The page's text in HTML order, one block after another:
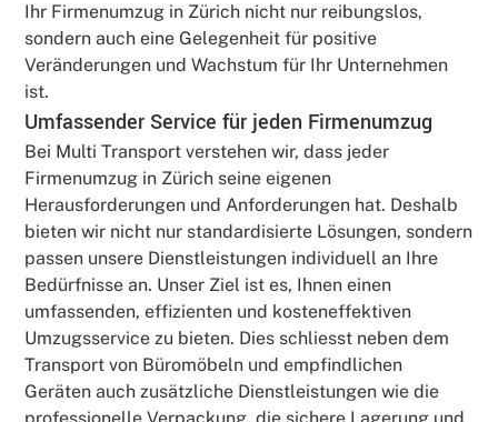
Ihr Firmenumzug in Zürich nicht nur reibungslos,
sondern auch eine Gelegenheit für positive
Veränderungen und Wachstum für Ihr Unternehmen
ist.
Umfassender Service für jeden Firmenumzug
Bei Multi Transport verstehen wir, dass jeder
Firmenumzug in Zürich seine eigenen
Herausforderungen und Anforderungen hat. Deshalb
bieten wir nicht nur standardisierte Lösungen, sondern
passen unsere Dienstleistungen individuell an Ihre
Bedürfnisse an. Unser Ziel ist es, Ihnen einen
umfassenden, effizienten und kosteneffektiven
Umzugsservice zu bieten. Dies schliesst neben dem
Transport von Büromöbeln und empfindlichen
Geräten auch zusätzliche Dienstleistungen wie die